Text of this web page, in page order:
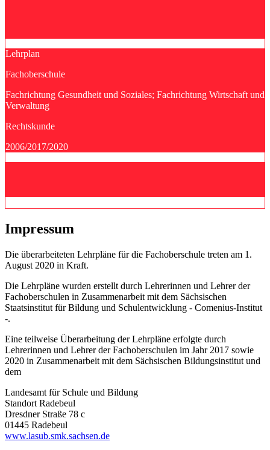
Lehrplan
Fachoberschule
Fachrichtung Gesundheit und Soziales; Fachrichtung Wirtschaft und
Verwaltung
Rechtskunde
2006/2017/2020
Impressum
Die überarbeiteten Lehrpläne für die Fachoberschule treten am 1.
August 2020 in Kraft.
Die Lehrpläne wurden erstellt durch Lehrerinnen und Lehrer der
Fachoberschulen in Zusammenarbeit mit dem Sächsischen
Staatsinstitut für Bildung und Schulentwicklung - Comenius-Institut
-.
Eine teilweise Überarbeitung der Lehrpläne erfolgte durch
Lehrerinnen und Lehrer der Fachoberschulen im Jahr 2017 sowie
2020 in Zusammenarbeit mit dem Sächsischen Bildungsinstitut und
dem
Landesamt für Schule und Bildung
Standort Radebeul
Dresdner Straße 78 c
01445 Radebeul
www.lasub.smk.sachsen.de